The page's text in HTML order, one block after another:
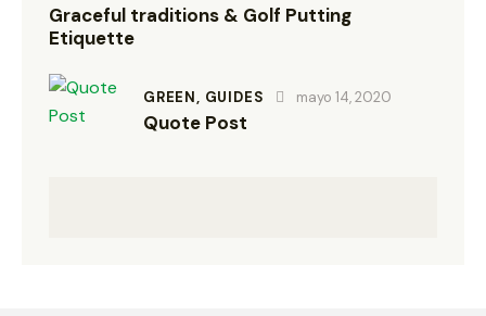
Graceful traditions & Golf Putting
Etiquette
GREEN, GUIDES mayo 14, 2020
Quote Post